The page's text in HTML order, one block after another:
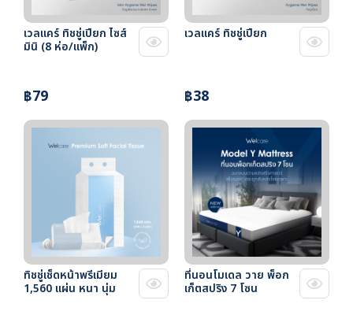
เวลแคร์ ทิชชู่เปียก ไซส์
มินิ (8 ห่อ/แพ็ก)
฿79
เวลแคร์ ทิชชู่เปียก
฿38
ทิชชู่เช็ดหน้าพรีเมียม
1,560 แผ่น หนา นุ่ม
ที่นอนโมเดล วาย พ็อก
เก็ตสปริง 7 โซน